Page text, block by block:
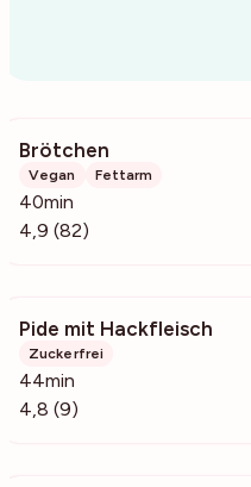
Brötchen
Vegan Fettarm
40min
4,9 (82)
Pide mit Hackfleisch
Zuckerfrei
44min
4,8 (9)